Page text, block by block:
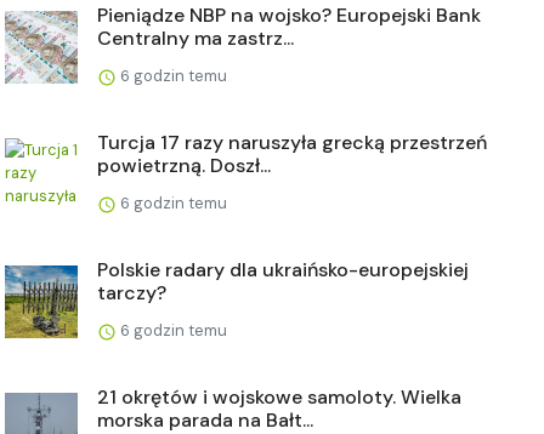
Pieniądze NBP na wojsko? Europejski Bank
Centralny ma zastrz...
6 godzin temu
Turcja 17 razy naruszyła grecką przestrzeń
powietrzną. Doszł...
6 godzin temu
Polskie radary dla ukraińsko-europejskiej
tarczy?
6 godzin temu
21 okrętów i wojskowe samoloty. Wielka
morska parada na Bałt...